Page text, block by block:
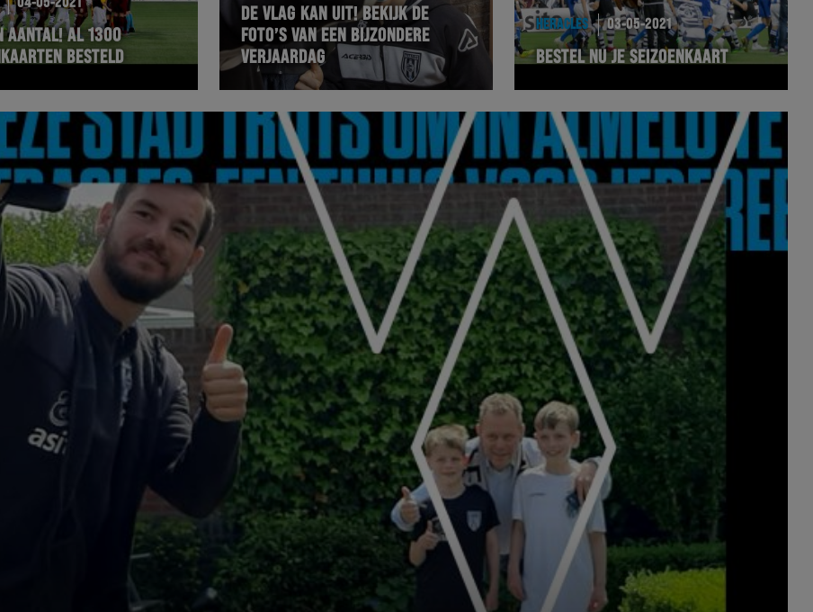
04-05-2021
AANTAL! AL 1300
BESTELD
DE VLAG KAN UIT! BEKIJK DE
FOTO’S VAN EEN BIJZONDERE
VERJAARDAG
HERACLES 03-05-2021
BESTEL NU JE SEIZOENKAART